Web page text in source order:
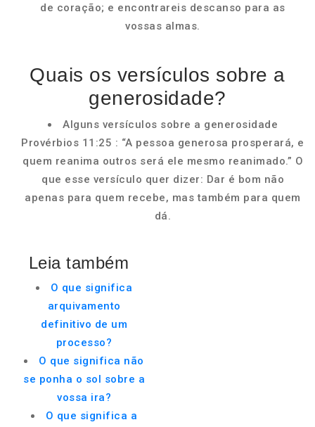
de coração; e encontrareis descanso para as
vossas almas.
Quais os versículos sobre a
generosidade?
Alguns versículos sobre a generosidade
Provérbios 11:25 : “A pessoa generosa prosperará, e
quem reanima outros será ele mesmo reanimado.” O
que esse versículo quer dizer: Dar é bom não
apenas para quem recebe, mas também para quem
dá.
Leia também
O que significa
arquivamento
definitivo de um
processo?
O que significa não
se ponha o sol sobre a
vossa ira?
O que significa a